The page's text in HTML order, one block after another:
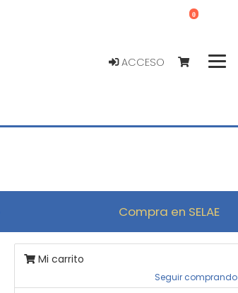
ACCESO
0
Compra en SELAE
Mi carrito
Seguir comprando